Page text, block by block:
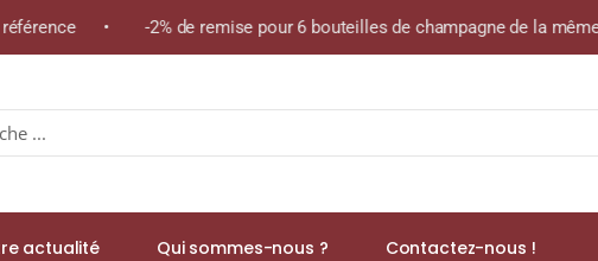
• -2% de remise pour 6 bouteilles de champagne de la même
actualité Qui sommes-nous ? Contactez-nous !